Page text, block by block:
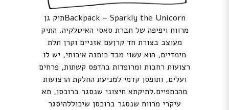
Backpack – Sparkly the Unicornתיק גן
מרווח ויפיפה של חברת סאסי האיטלקיה. התיק
מעוצב בצורת חד קרןעם אזניים וקרן תלת
מימדיים, הוא עשוי מבד כותנה איכותי, יש לו
רצועות רחבות ומרופדות בהדפס קשתות, פרחים
ועלים, ותופסן קדמי למניעת החלקת הרצועות
מהכתפיים.לתיקתא חיצוני שנסגר ברוכסן, תא
עיקרי מרווח שנסגר ברוכסן שיכוללהיסגר